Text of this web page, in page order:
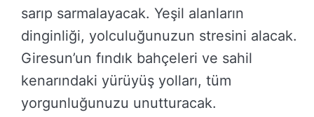
sarıp sarmalayacak. Yeşil alanların
dinginliği, yolculuğunuzun stresini alacak.
Giresun’un fındık bahçeleri ve sahil
kenarındaki yürüyüş yolları, tüm
yorgunluğunuzu unutturacak.